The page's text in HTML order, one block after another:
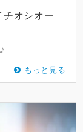
チオシオー
もっと見る